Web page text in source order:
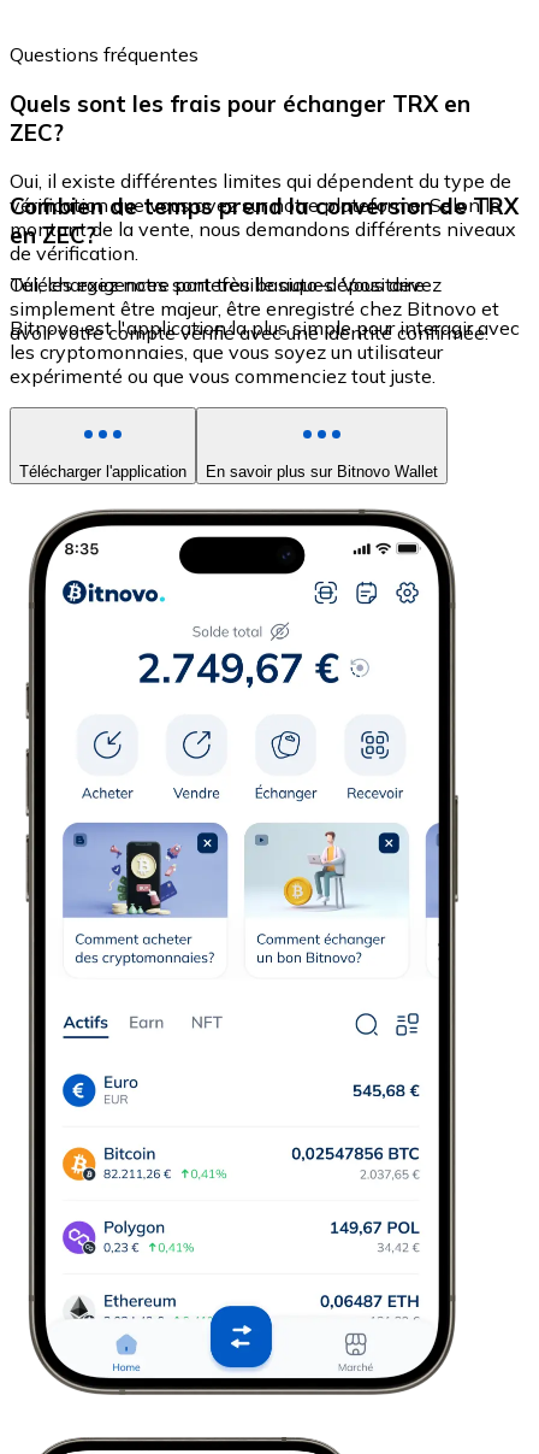
Questions fréquentes
Quels sont les frais pour échanger TRX en
ZEC?
Oui, il existe différentes limites qui dépendent du type de
vérification que vous avez sur notre plateforme. Selon le
montant de la vente, nous demandons différents niveaux
de vérification.
Combien de temps prend la conversion de TRX
en ZEC?
Oui, les exigences sont très basiques. Vous devez
simplement être majeur, être enregistré chez Bitnovo et
avoir votre compte vérifié avec une identité confirmée.
Téléchargez notre portefeuille auto-dépositaire
Bitnovo est l'application la plus simple pour interagir avec
les cryptomonnaies, que vous soyez un utilisateur
expérimenté ou que vous commenciez tout juste.
Télécharger l'application En savoir plus sur Bitnovo Wallet